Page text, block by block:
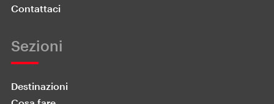
Contattaci
Sezioni
Destinazioni